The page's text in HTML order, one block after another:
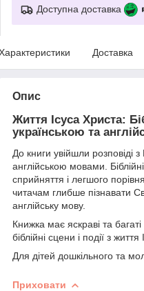
Доступна доставка
Доставка
Опис
Життя Ісуса Христа:
українською та
До книги увійшли розповіді
англійською мовами.
сприйняття і легшого
читачам глибше пізнавати
англійську мову.
Книжка має яскраві та
біблійні сцени і події з життя
Для дітей дошкільного та
Приховати